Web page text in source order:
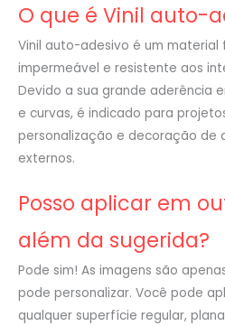
O que é Vinil auto-
Vinil auto-adesivo é um material
impermeável e resistente aos
Devido a sua grande aderência
e curvas, é indicado para
personalização e decoração de
externos.
Posso aplicar em
além da sugerida?
Pode sim! As imagens são
pode personalizar. Você pode
qualquer superfície regular,